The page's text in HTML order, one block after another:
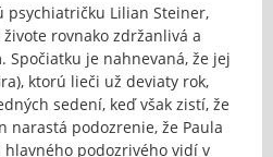
psychiatričku Lilian Steiner,
rovnako zdržanlivá a
Spočiatku je nahnevaná, že jej
ktorú lieči už deviaty rok,
sedení, keď však zistí, že
narastá podozrenie, že Paula
podozrivého vidí v